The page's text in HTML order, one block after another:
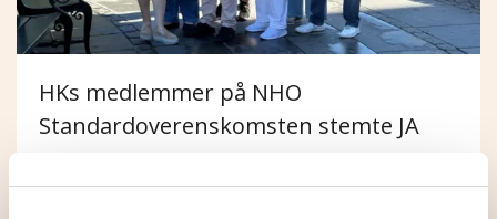
HKs medlemmer på NHO
Standardoverenskomsten stemte JA